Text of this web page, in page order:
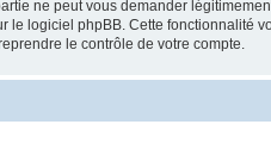
ne peut vous demander
le logiciel phpBB. Cette fonctionnalité
le contrôle de votre compte.